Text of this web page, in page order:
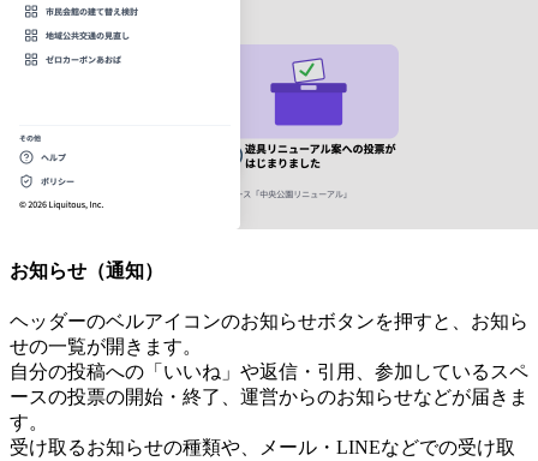
お知らせ（通知）
ヘッダーのベルアイコンのお知らせボタンを押すと、お知ら
せの一覧が開きます。
自分の投稿への「いいね」や返信・引用、参加しているスペ
ースの投票の開始・終了、運営からのお知らせなどが届きま
す。
受け取るお知らせの種類や、メール・LINEなどでの受け取